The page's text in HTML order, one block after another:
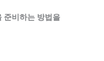
준비하는 방법을